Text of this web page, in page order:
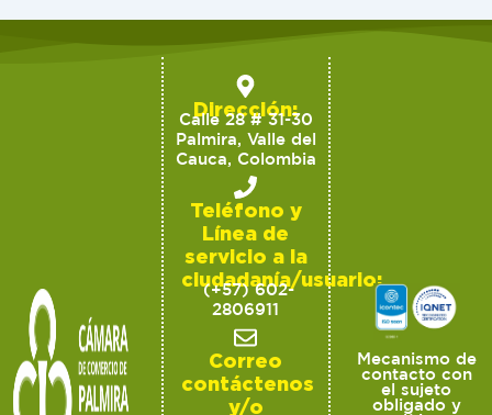
Dirección:
Calle 28 # 31-30
Palmira, Valle del
Cauca, Colombia
Teléfono y
Línea de
servicio a la
ciudadanía/usuario:
(+57) 602-
2806911
Correo
contáctenos
y/o
Mecanismo de
contacto con
el sujeto
obligado y